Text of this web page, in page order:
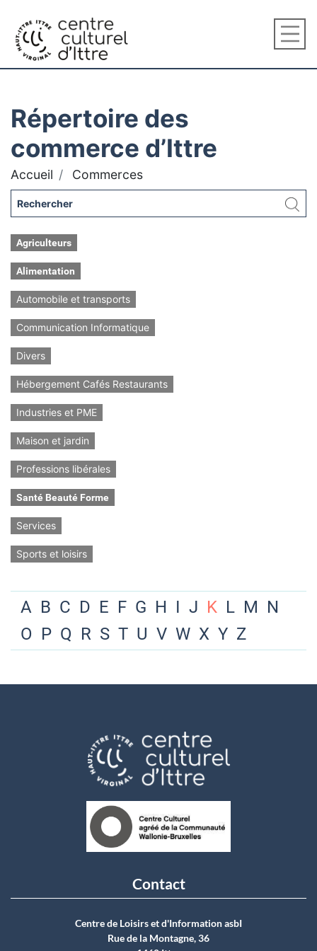
Répertoire des
commerce d’Ittre
Accueil Commerces
Agriculteurs
Alimentation
Automobile et transports
Communication Informatique
Divers
Hébergement Cafés Restaurants
Industries et PME
Maison et jardin
Professions libérales
Santé Beauté Forme
Services
Sports et loisirs
A B C D E F G H I J K L M N
O P Q R S T U V W X Y Z
Contact
Centre de Loisirs et d'Information asbI
Rue de la Montagne, 36